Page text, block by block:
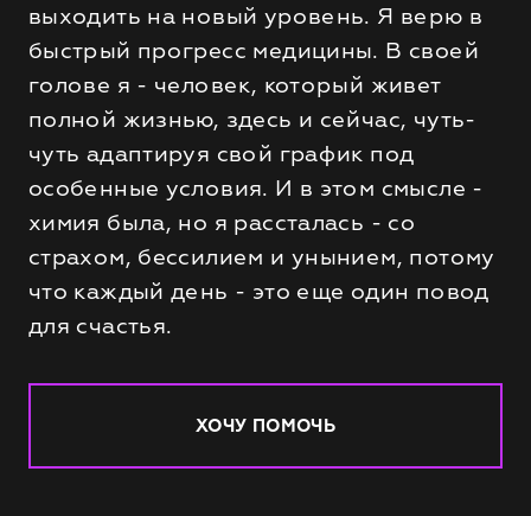
выходить на новый уровень. Я верю в
быстрый прогресс медицины. В своей
голове я - человек, который живет
полной жизнью, здесь и сейчас, чуть-
чуть адаптируя свой график под
особенные условия. И в этом смысле -
химия была, но я рассталась - со
страхом, бессилием и унынием, потому
что каждый день - это еще один повод
для счастья.
ХОЧУ ПОМОЧЬ